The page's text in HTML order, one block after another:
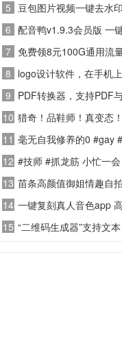
5 豆包图片视频一键去水
6 配音鸭v1.9.3会员版 一
7 免费领8元100G通用流量
8 logo设计软件，在手机上
9 PDF转换器，支持PDF与Word、Excel、PPT、图片等多种格式互
10 猎奇！品鞋师！真变态！
11 毫无自我修养的0 #gay #爆
12 #技师 #抓龙筋 小忙一会
13 苗条高颜值御姐情趣自
14 一键复刻真人音色app
15 “二维码生成器”支持文本、网址、名片、